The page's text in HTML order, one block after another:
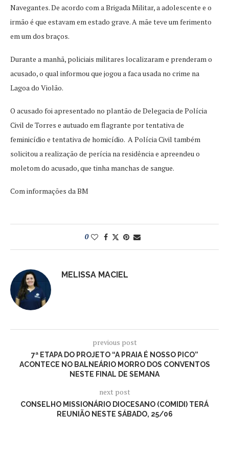
Navegantes. De acordo com a Brigada Militar, a adolescente e o
irmão é que estavam em estado grave. A mãe teve um ferimento
em um dos braços.
Durante a manhã, policiais militares localizaram e prenderam o
acusado, o qual informou que jogou a faca usada no crime na
Lagoa do Violão.
O acusado foi apresentado no plantão de Delegacia de Polícia
Civil de Torres e autuado em flagrante por tentativa de
feminicídio e tentativa de homicídio. A Polícia Civil também
solicitou a realização de perícia na residência e apreendeu o
moletom do acusado, que tinha manchas de sangue.
Com informações da BM
0
MELISSA MACIEL
previous post
7ª ETAPA DO PROJETO “A PRAIA É NOSSO PICO”
ACONTECE NO BALNEÁRIO MORRO DOS CONVENTOS
NESTE FINAL DE SEMANA
next post
CONSELHO MISSIONÁRIO DIOCESANO (COMIDI) TERÁ
REUNIÃO NESTE SÁBADO, 25/06